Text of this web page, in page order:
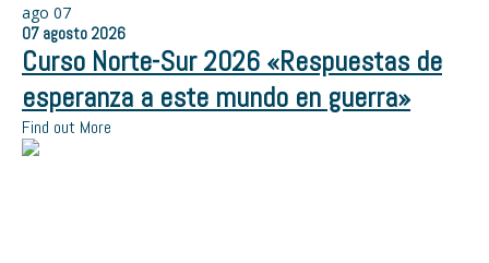
ago 07
07 agosto 2026
Curso Norte-Sur 2026 «Respuestas de
esperanza a este mundo en guerra»
Find out More